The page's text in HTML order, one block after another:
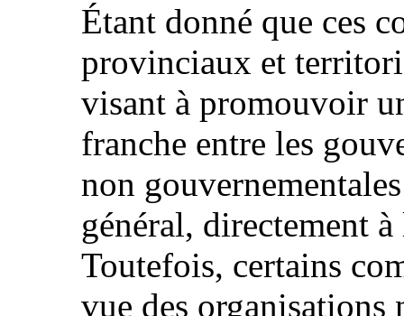
Étant donné que ces
provinciaux et
visant à promouvoir
franche entre les
non
général, directement
Toutefois, certains
vue des organisations